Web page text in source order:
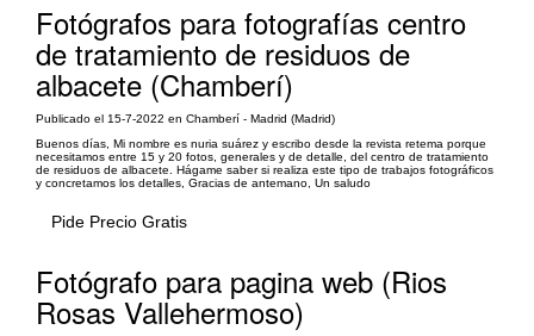
Fotógrafos para fotografías centro
de tratamiento de residuos de
albacete (Chamberí)
Publicado el 15-7-2022 en Chamberí - Madrid (Madrid)
Buenos días, Mi nombre es nuria suárez y escribo desde la revista retema porque
necesitamos entre 15 y 20 fotos, generales y de detalle, del centro de tratamiento
de residuos de albacete. Hágame saber si realiza este tipo de trabajos fotográficos
y concretamos los detalles, Gracias de antemano, Un saludo
Pide Precio Gratis
Fotógrafo para pagina web (Rios
Rosas Vallehermoso)